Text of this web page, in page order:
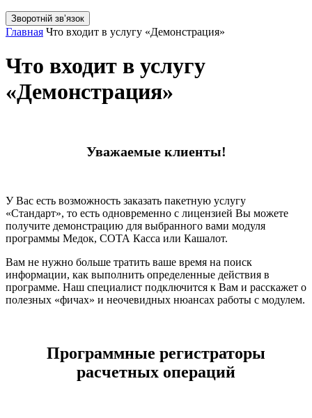
Зворотній звʼязок
Главная Что входит в услугу «Демонстрация»
Что входит в услугу
«Демонстрация»
Уважаемые клиенты!
У Вас есть возможность заказать пакетную услугу
«Стандарт», то есть одновременно с лицензией Вы можете
получите демонстрацию для выбранного вами модуля
программы Медок, СОТА Касса или Кашалот.
Вам не нужно больше тратить ваше время на поиск
информации, как выполнить определенные действия в
программе. Наш специалист подключится к Вам и расскажет о
полезных «фичах» и неочевидных нюансах работы с модулем.
Программные регистраторы
расчетных операций